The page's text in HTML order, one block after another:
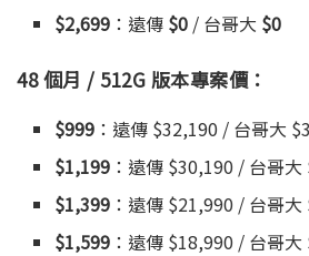
$2,699 ：遠傳 $0 / 台哥大 $0
48 個月 / 512G 版本專案價：
$999 ：遠傳 $32,190 / 台哥大
$1,199 ：遠傳 $30,190 / 台哥
$1,399 ：遠傳 $21,990 / 台哥
$1,599 ：遠傳 $18,990 / 台哥